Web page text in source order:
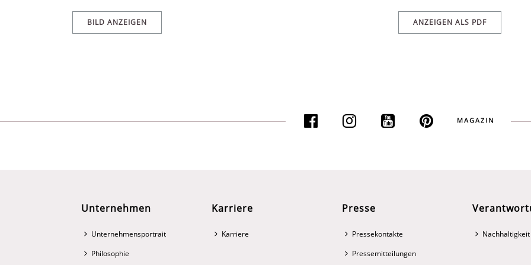
BILD ANZEIGEN ANZEIGEN ALS PDF
Unternehmen
Unternehmensportrait
Philosophie
Karriere
Karriere
Presse
Pressekontakte
Pressemitteilungen
Nachhaltigkeit